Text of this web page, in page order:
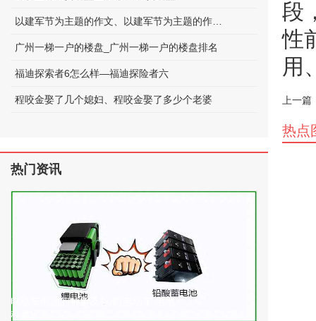
段
性
用
上一篇
广州一梯一户的楼盘_广州一梯一户的楼盘排名
福迪探索者6怎么样—福迪探险者六
程咬金娶了几个媳妇、程咬金娶了多少个老婆
热门资讯
电动车电池的种类及标准(电动车 电池
种类)
热点